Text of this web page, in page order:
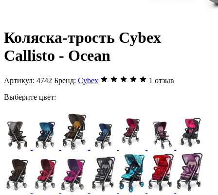
Коляска-трость Cybex
Callisto - Ocean
Артикул: 4742 Бренд: Cybex
1 отзыв
Выберите цвет: